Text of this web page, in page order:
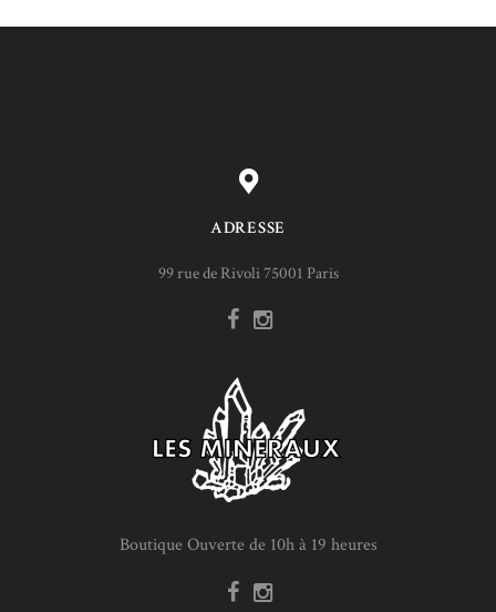
ADRESSE
99 rue de Rivoli 75001 Paris
Boutique Ouverte de 10h à 19 heures